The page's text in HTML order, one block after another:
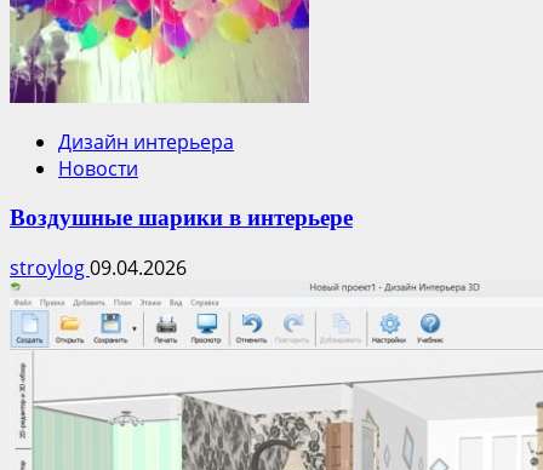
Дизайн интерьера
Новости
Воздушные шарики в интерьере
stroylog09.04.2026